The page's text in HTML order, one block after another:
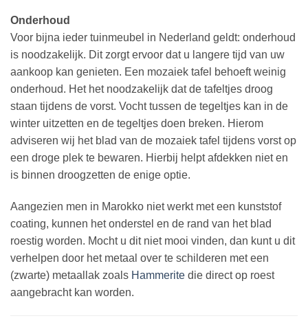
Onderhoud
Voor bijna ieder tuinmeubel in Nederland geldt: onderhoud
is noodzakelijk. Dit zorgt ervoor dat u langere tijd van uw
aankoop kan genieten. Een mozaiek tafel behoeft weinig
onderhoud. Het het noodzakelijk dat de tafeltjes droog
staan tijdens de vorst. Vocht tussen de tegeltjes kan in de
winter uitzetten en de tegeltjes doen breken. Hierom
adviseren wij het blad van de mozaiek tafel tijdens vorst op
een droge plek te bewaren. Hierbij helpt afdekken niet en
is binnen droogzetten de enige optie.
Aangezien men in Marokko niet werkt met een kunststof
coating, kunnen het onderstel en de rand van het blad
roestig worden. Mocht u dit niet mooi vinden, dan kunt u dit
verhelpen door het metaal over te schilderen met een
(zwarte) metaallak zoals Hammerite die direct op roest
aangebracht kan worden.